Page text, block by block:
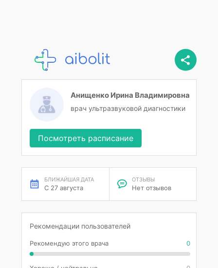
Анищенко Ирина Владимировна
врач ультразвуковой диагностики
Посмотреть расписание
БЛИЖАЙШАЯ ДАТА
С 27 августа
ОТЗЫВЫ
Нет отзывов
Рекомендации пользователей
Рекомендую этого врача 0